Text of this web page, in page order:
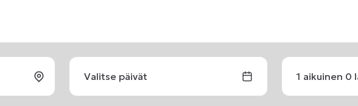
Valitse päivät 1 aikuinen 0